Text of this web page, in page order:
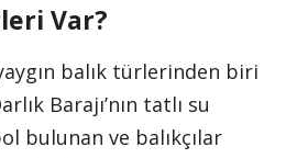
Var?
balık türlerinden biri
Barajı’nın tatlı su
bulunan ve balıkçılar